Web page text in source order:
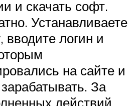
и скачать софт.
Устанавливаете
вводите логин и
на сайте и
За
действий